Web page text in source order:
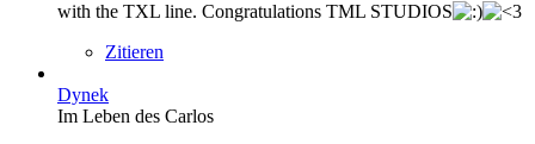
with the TXL line. Congratulations TML STUDIOS
Zitieren
Dynek
Im Leben des Carlos